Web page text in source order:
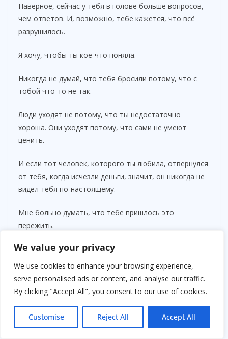
We value your privacy
We use cookies to enhance your browsing experience,
serve personalised ads or content, and analyse our traffic.
By clicking "Accept All", you consent to our use of cookies.
Customise Reject All Accept All
Наверное, сейчас у тебя в голове больше вопросов,
чем ответов. И, возможно, тебе кажется, что всё
разрушилось.
Я хочу, чтобы ты кое-что поняла.
Никогда не думай, что тебя бросили потому, что с
тобой что-то не так.
Люди уходят не потому, что ты недостаточно
хороша. Они уходят потому, что сами не умеют
ценить.
И если тот человек, которого ты любила, отвернулся
от тебя, когда исчезли деньги, значит, он никогда не
видел тебя по-настоящему.
Мне больно думать, что тебе пришлось это
пережить.
Но, моя девочка, иногда жизнь ломает старое лишь
затем, чтобы освободить место для нового».
Я судорожно вдохнула.
Слёзы снова подступили к глазам.